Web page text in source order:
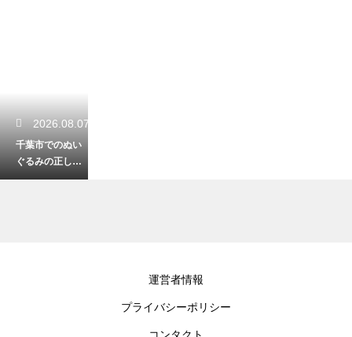
2026.08.07
千葉市でのぬい
ぐるみの正しい
捨て方！感謝を
運営者情報
プライバシーポリシー
コンタクト